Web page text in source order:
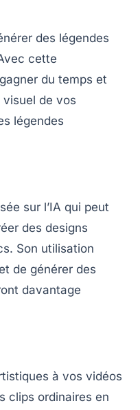
des légendes
cette
du temps et
visuel de vos
légendes
sur l’IA qui peut
des designs
Son utilisation
de générer des
davantage
à vos vidéos
clips ordinaires en